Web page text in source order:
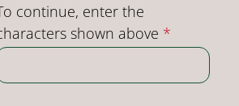
continue, enter the
shown above *